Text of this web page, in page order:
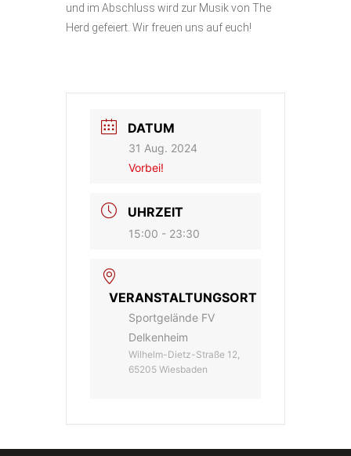
und im Abschluss wird zur Musik von The
Herd gefeiert. Wir freuen uns auf euch!
DATUM
31 Aug. 2024
Vorbei!
UHRZEIT
15:00 - 23:30
VERANSTALTUNGSORT
Sportgelände FV
Delkenheim
Wilhelm-Dietz-Straße 12,
65205 Wiesbaden